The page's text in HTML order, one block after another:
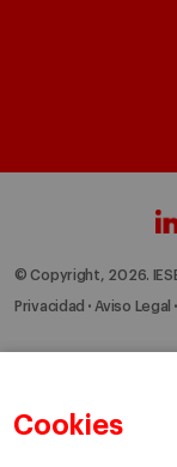
Cookies
© Copyright, 2026.
Privacidad Aviso Legal